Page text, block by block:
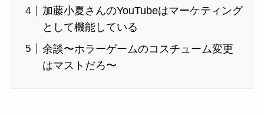
加藤小夏さんのYouTubeはマーケティング
として機能している
余談〜ホラーゲームのコスチューム変更
はマストだろ〜